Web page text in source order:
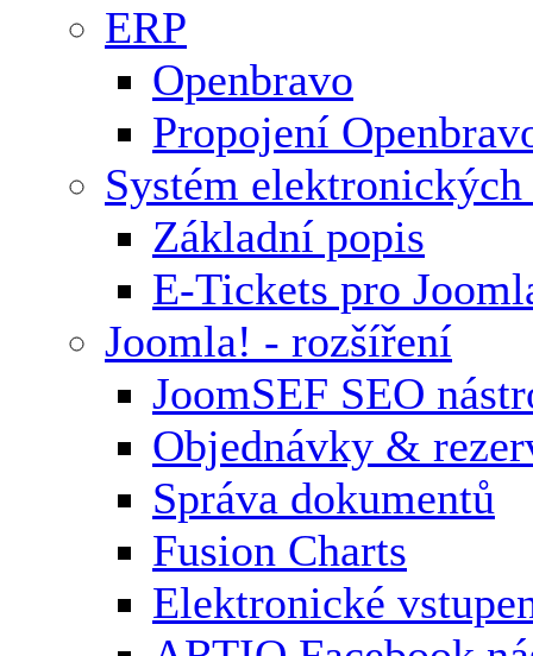
ERP
Openbravo
Propojení
Systém elektronických
Základní popis
E-Tickets pro
Joomla! - rozšíření
JoomSEF SEO
Objednávky &
Správa dokumentů
Fusion Charts
Elektronické